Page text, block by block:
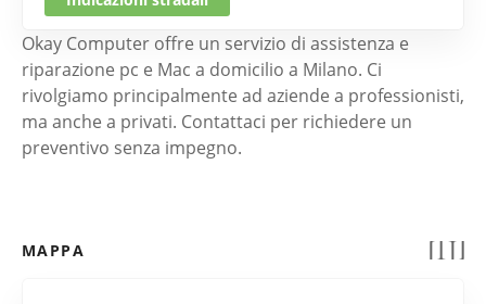
Okay Computer offre un servizio di assistenza e
riparazione pc e Mac a domicilio a Milano. Ci
rivolgiamo principalmente ad aziende a professionisti,
ma anche a privati. Contattaci per richiedere un
preventivo senza impegno.
MAPPA